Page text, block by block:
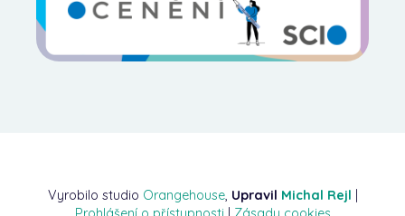
Vyrobilo studio Orangehouse, Upravil Michal Rejl |